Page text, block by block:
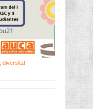
diversitat